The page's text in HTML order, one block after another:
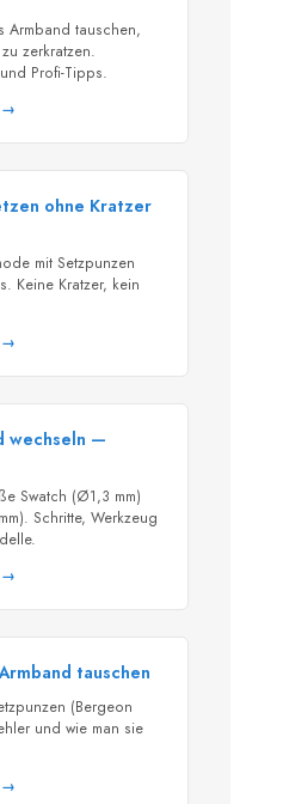
Armband tauschen,
zerkratzen.
Profi-Tipps.
→
ohne Kratzer
mit Setzpunzen
Keine Kratzer, kein
→
wechseln —
Swatch (Ø1,3 mm)
Schritte, Werkzeug
→
tauschen
(Bergeon
und wie man sie
→